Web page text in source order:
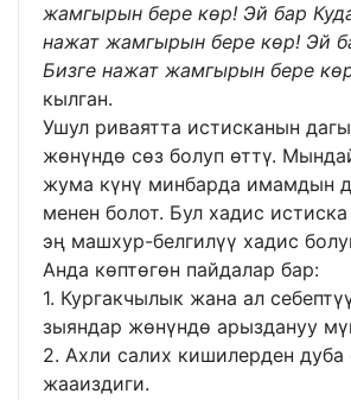
жамгырын бере көр! Эй бар
нажат жамгырын бере көр! Эй
Бизге нажат жамгырын бере
кылган.
Ушул риваятта истисканын
жөнүндө сөз болуп өттү.
жума күнү минбарда имамдын
менен болот. Бул хадис
эң машхур-белгилүү хадис
Анда көптөгөн пайдалар бар:
1. Кургакчылык жана ал
зыяндар жөнүндө арыздануу
2. Ахли салих кишилерден дуба
жааиздиги.